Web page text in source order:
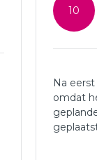
10
Na
omdat